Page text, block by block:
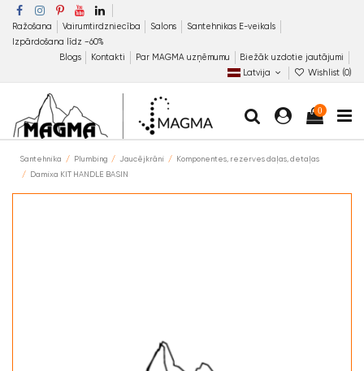
Ražošana Vairumtirdzniecība Salons
Santehnikas E-veikals
Izpārdošana līdz −60%
Blogs
Kontakti Par MAGMA uzņēmumu
Biežāk uzdotie jautājumi
Latvija
Wishlist (0)
0
Santehnika Plumbing Jaucējkrāni
Komponentes, rezerves daļas, detaļas
Damixa KIT HANDLE BASIN